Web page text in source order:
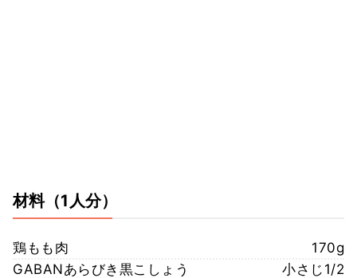
材料（1人分）
鶏もも肉
170g
GABANあらびき黒こしょう
小さじ1/2